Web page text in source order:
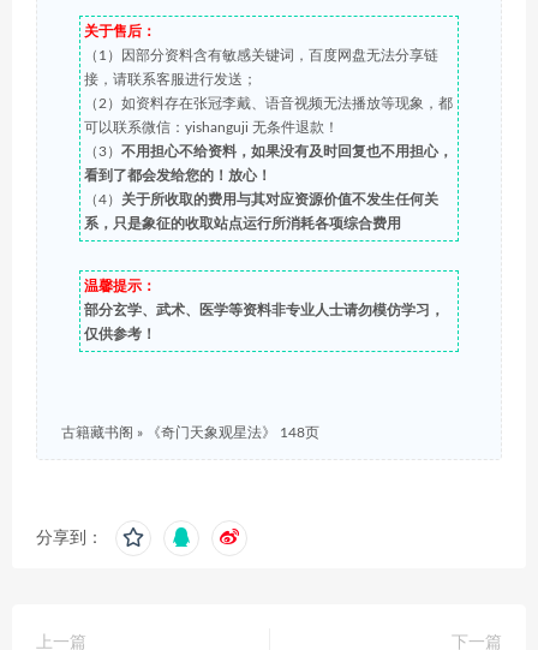
关于售后：
（1）因部分资料含有敏感关键词，百度网盘无法分享链
接，请联系客服进行发送；
（2）如资料存在张冠李戴、语音视频无法播放等现象，都
可以联系微信：yishanguji 无条件退款！
（3） 不用担心不给资料，如果没有及时回复也不用担心，
看到了都会发给您的！放心！
（4） 关于所收取的费用与其对应资源价值不发生任何关
系，只是象征的收取站点运行所消耗各项综合费用
温馨提示：
部分玄学、武术、医学等资料非专业人士请勿模仿学习，
仅供参考！
古籍藏书阁 » 《奇门天象观星法》 148页
分享到：
上一篇 下一篇